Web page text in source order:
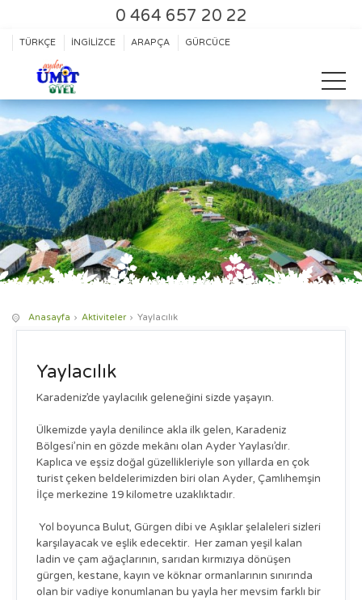
0 464 657 20 22
TÜRKÇE İNGİLİZCE ARAPÇA GÜRCÜCE
Anasayfa Aktiviteler Yaylacılık
Yaylacılık
Karadeniz’de yaylacılık geleneğini sizde yaşayın.
Ülkemizde yayla denilince akla ilk gelen, Karadeniz
Bölgesi’nin en gözde mekânı olan Ayder Yaylası’dır.
Kaplıca ve eşsiz doğal güzellikleriyle son yıllarda en çok
turist çeken beldelerimizden biri olan Ayder, Çamlıhemşin
İlçe merkezine 19 kilometre uzaklıktadır.
Yol boyunca Bulut, Gürgen dibi ve Aşıklar şelaleleri sizleri
karşılayacak ve eşlik edecektir. Her zaman yeşil kalan
ladin ve çam ağaçlarının, sarıdan kırmızıya dönüşen
gürgen, kestane, kayın ve köknar ormanlarının sınırında
olan bir vadiye konumlanan bu yayla her mevsim farklı bir